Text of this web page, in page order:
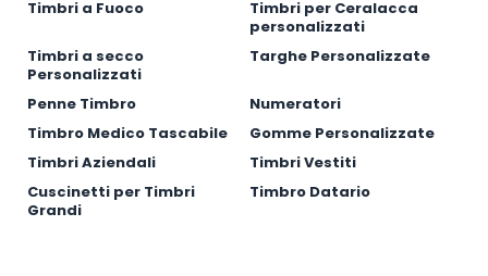
Timbri a Fuoco
Timbri per Ceralacca
personalizzati
Timbri a secco
Personalizzati
Targhe Personalizzate
Penne Timbro
Numeratori
Timbro Medico Tascabile
Gomme Personalizzate
Timbri Aziendali
Timbri Vestiti
Cuscinetti per Timbri
Grandi
Timbro Datario